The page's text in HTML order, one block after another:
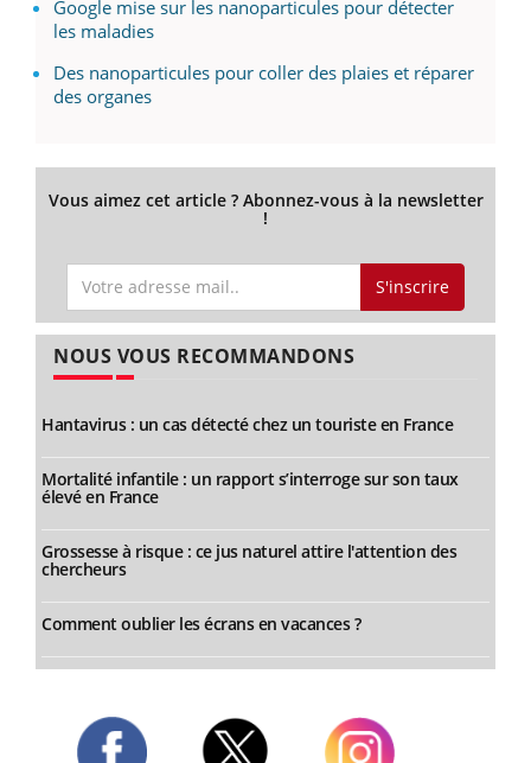
Google mise sur les nanoparticules pour détecter
les maladies
Des nanoparticules pour coller des plaies et réparer
des organes
Vous aimez cet article ? Abonnez-vous à la newsletter
!
S'inscrire
NOUS VOUS RECOMMANDONS
Hantavirus : un cas détecté chez un touriste en France
Mortalité infantile : un rapport s’interroge sur son taux
élevé en France
Grossesse à risque : ce jus naturel attire l'attention des
chercheurs
Comment oublier les écrans en vacances ?